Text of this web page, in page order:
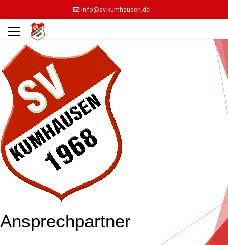
info@sv-kumhausen.de
Ansprechpartner